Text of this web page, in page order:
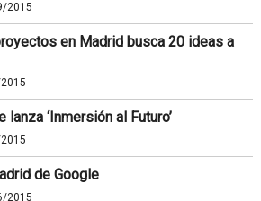
2015
en Madrid busca 20 ideas a
lanza ‘Inmersión al Futuro’
de Google
2015